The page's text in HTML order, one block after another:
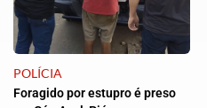
POLÍCIA
Foragido por estupro é preso